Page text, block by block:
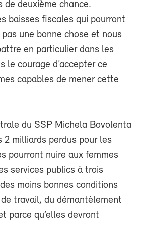
de deuxième chance.
baisses fiscales qui pourront
une bonne chose et nous
en particulier dans les
le courage d’accepter ce
capables de mener cette
du SSP Michela Bovolenta
2 milliards perdus pour les
pourront nuire aux femmes
services publics à trois
moins bonnes conditions
travail, du démantèlement
parce qu’elles devront